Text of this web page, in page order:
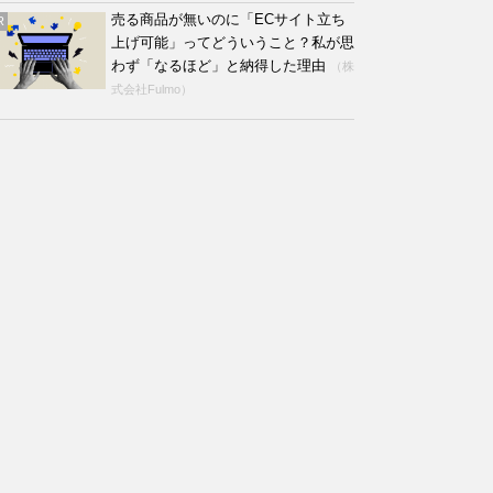
売る商品が無いのに「ECサイト立ち
上げ可能」ってどういうこと？私が思
わず「なるほど」と納得した理由
（株
式会社Fulmo）